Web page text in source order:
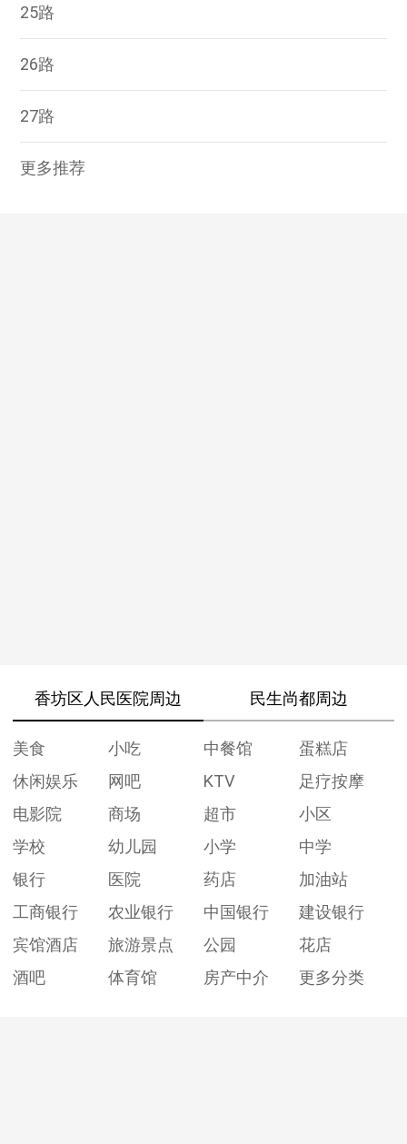
25路
26路
27路
更多推荐
香坊区人民医院周边 民生尚都周边
美食 小吃 中餐馆
蛋糕店
休闲娱乐
网吧 KTV
足疗按摩
电影院
商场 超市
小区
学校
幼儿园 小学
中学
银行
医院 药店
加油站
工商银行
农业银行 中国银行
建设银行
宾馆酒店
旅游景点 公园
花店
酒吧
体育馆 房产中介 更多分类